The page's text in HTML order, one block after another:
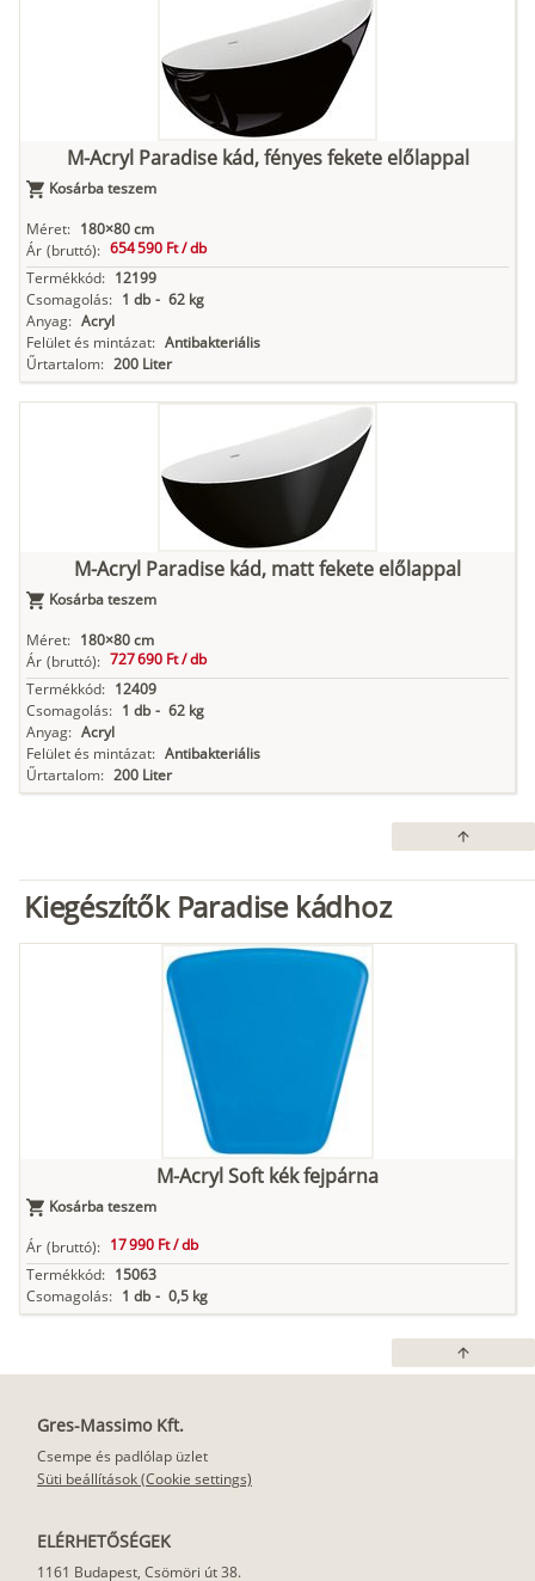
M-Acryl Paradise kád, fényes fekete előlappal
Kosárba teszem
Méret: 180×80 cm
Ár (bruttó): 654 590 Ft /db
Termékkód: 12199
Csomagolás: 1 db - 62 kg
Anyag: Acryl
Felület és mintázat: Antibakteriális
Űrtartalom: 200 Liter
M-Acryl Paradise kád, matt fekete előlappal
Kosárba teszem
Méret: 180×80 cm
Ár (bruttó): 727 690 Ft /db
Termékkód: 12409
Csomagolás: 1 db - 62 kg
Anyag: Acryl
Felület és mintázat: Antibakteriális
Űrtartalom: 200 Liter
arrow_upward
Kiegészítők Paradise kádhoz
M-Acryl Soft kék fejpárna
Kosárba teszem
Ár (bruttó): 17 990 Ft /db
Termékkód: 15063
Csomagolás: 1 db - 0,5 kg
arrow_upward
Gres-Massimo Kft.
Csempe és padlólap üzlet
Süti beállítások (Cookie settings)
ELÉRHETŐSÉGEK
1161 Budapest, Csömöri út 38.